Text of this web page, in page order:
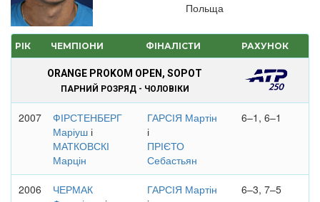
Польща
РІК ЧЕМПІОНИ ФІНАЛІСТИ РАХУНОК
ORANGE PROKOM OPEN, SOPOT
ПАРНИЙ РОЗРЯД - ЧОЛОВІКИ
2007
ФІРСТЕНБЕРГ
Маріуш і
МАТКОВСКІ
Марцін
ГАРСІЯ Мартін
і
ПРІЄТО
Себастьян
6–1, 6–1
2006
ЧЕРМАК
ГАРСІЯ Мартін
6–3, 7–5